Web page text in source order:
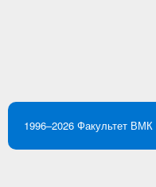
1996–2026 Факультет ВМК